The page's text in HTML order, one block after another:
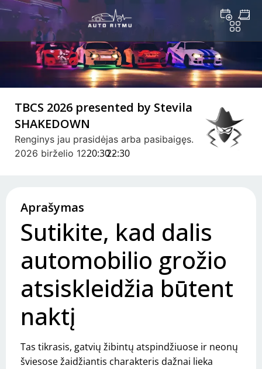
TBCS 2026 presented by Stevila
SHAKEDOWN
Renginys jau prasidėjas arba pasibaigęs.
2026 birželio 1220:30 -22:30
Aprašymas
Sutikite, kad dalis
automobilio grožio
atsiskleidžia būtent
naktį
Tas tikrasis, gatvių žibintų atspindžiuose ir neonų
šviesose žaidžiantis charakteris dažnai lieka